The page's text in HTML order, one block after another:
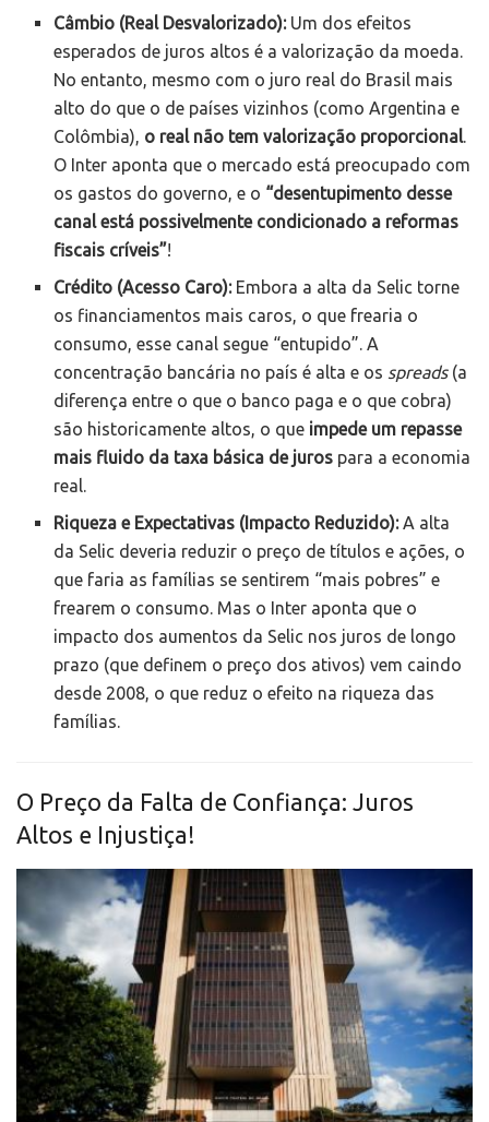
Câmbio (Real Desvalorizado):Um dos efeitos
esperados de juros altos é a valorização da moeda.
No entanto, mesmo com o juro real do Brasil mais
alto do que o de países vizinhos (como Argentina e
Colômbia), o real não tem valorização proporcional.
O Inter aponta que o mercado está preocupado com
os gastos do governo, e o “desentupimento desse
canal está possivelmente condicionado a reformas
fiscais críveis”!
Crédito (Acesso Caro):Embora a alta da Selic torne
os financiamentos mais caros, o que frearia o
consumo, esse canal segue “entupido”. A
concentração bancária no país é alta e os spreads(a
diferença entre o que o banco paga e o que cobra)
são historicamente altos, o que impede um repasse
mais fluido da taxa básica de juros para a economia
real.
Riqueza e Expectativas (Impacto Reduzido):A alta
da Selic deveria reduzir o preço de títulos e ações, o
que faria as famílias se sentirem “mais pobres” e
frearem o consumo. Mas o Inter aponta que o
impacto dos aumentos da Selic nos juros de longo
prazo (que definem o preço dos ativos) vem caindo
desde 2008, o que reduz o efeito na riqueza das
famílias.
O Preço da Falta de Confiança: Juros
Altos e Injustiça!